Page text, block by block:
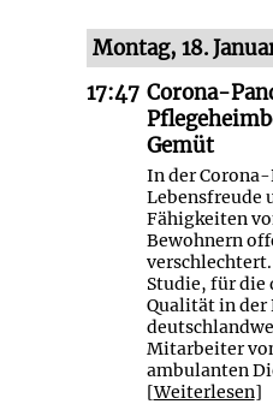
Montag, 18.
17:47 Corona-
Gemüt
In der
Lebensfreude
Fähigkeiten
Bewohnern
verschlechtert.
Studie, für die
Qualität in der
Mitarbeiter
ambulanten
[Weiterlesen]